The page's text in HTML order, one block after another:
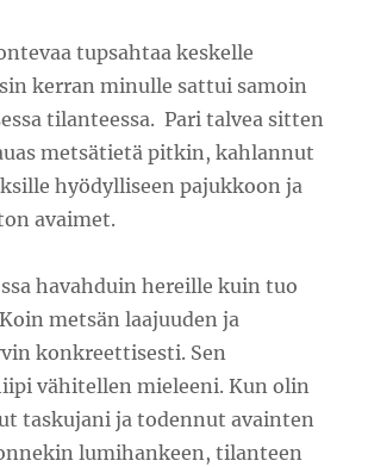
tupsahtaa keskelle
kerran minulle sattui samoin
tilanteessa. Pari talvea sitten
metsätietä pitkin, kahlannut
hyödylliseen pajukkoon ja
avaimet.
havahduin hereille kuin tuo
metsän laajuuden ja
konkreettisesti. Sen
vähitellen mieleeni. Kun olin
taskujani ja todennut avainten
lumihankeen, tilanteen